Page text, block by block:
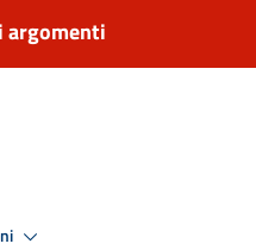
argomenti